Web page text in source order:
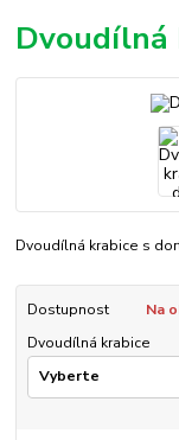
Dvoudílná
Dvoudílná krabice s
Dostupnost
Na
Dvoudílná krabice